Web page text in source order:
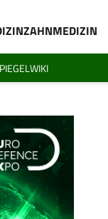
ZAHNMEDIZIN
WIKI